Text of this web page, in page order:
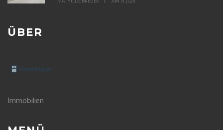
ÜBER
Immobilien